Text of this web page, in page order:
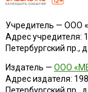
Учредитель — ООО
Адрес учредителя:
Петербургский пр.,
Издатель — ООО
Адрес издателя:
Петербургский пр.,